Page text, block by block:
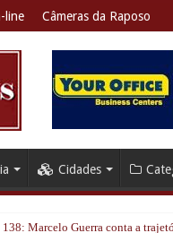
line Câmeras da Raposo
Cidades
138: Marcelo Guerra conta a